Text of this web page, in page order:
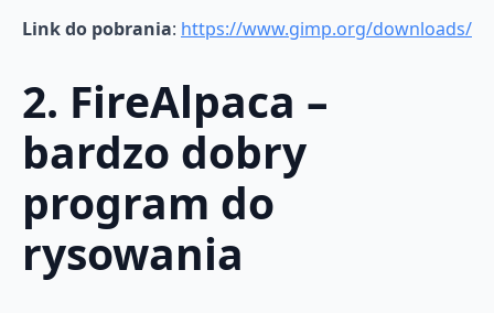
Link do pobrania: https://www.gimp.org/downloads/
2. FireAlpaca –
bardzo dobry
program do
rysowania